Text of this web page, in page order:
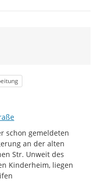
schon gemeldeten
an der alten
Str. Unweit des
Kinderheim, liegen